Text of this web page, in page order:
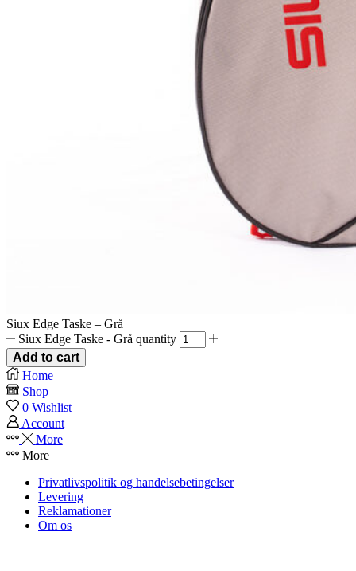
Siux Edge Taske – Grå
Siux Edge Taske - Grå quantity
Add to cart
Home
Shop
0 Wishlist
Account
More
More
Privatlivspolitik og handelsebetingelser
Levering
Reklamationer
Om os